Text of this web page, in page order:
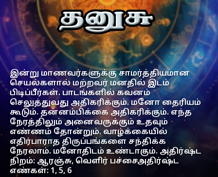
இன்று மாணவர்களுக்கு சாமர்த்தியமான
செயல்களால் மற்றவர் மனதில் இடம்
பிடிப்பீர்கள். பாடங்களில் கவனம்
செலுத்துவது அதிகரிக்கும். மனோ தைரியம்
கூடும். தன்னம்பிக்கை அதிகரிக்கும். எந்த
நேரத்திலும் அனைவருக்கும் உதவும்
எண்ணம் தோன்றும். வாழ்க்கையில்
எதிர்பாராத திருப்பங்களை சந்திக்க
நேரலாம். மனோதிடம் உண்டாகும். அதிர்ஷ்ட
நிறம்: ஆரஞ்சு, வெளிர் பச்சைஅதிர்ஷ்ட
எண்கள்: 1, 5, 6